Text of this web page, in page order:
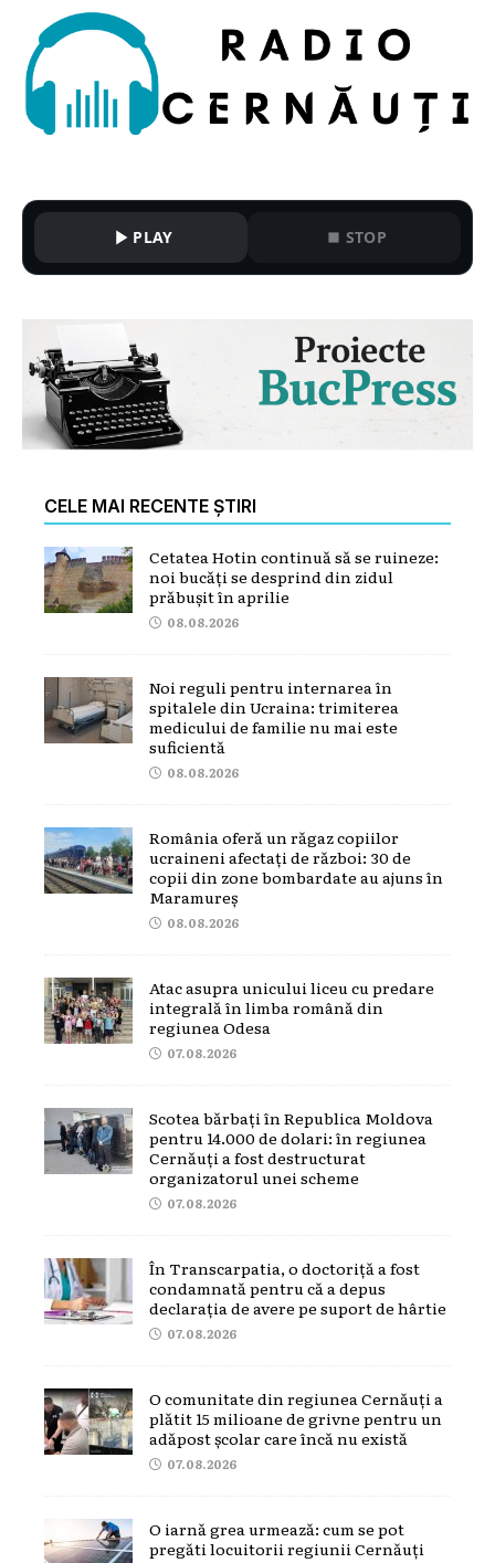
PLAY STOP
CELE MAI RECENTE ȘTIRI
Cetatea Hotin continuă să se ruineze:
noi bucăți se desprind din zidul
prăbușit în aprilie
08.08.2026
Noi reguli pentru internarea în
spitalele din Ucraina: trimiterea
medicului de familie nu mai este
suficientă
08.08.2026
România oferă un răgaz copiilor
ucraineni afectați de război: 30 de
copii din zone bombardate au ajuns în
Maramureș
08.08.2026
Atac asupra unicului liceu cu predare
integrală în limba română din
regiunea Odesa
07.08.2026
Scotea bărbați în Republica Moldova
pentru 14.000 de dolari: în regiunea
Cernăuți a fost destructurat
organizatorul unei scheme
07.08.2026
În Transcarpatia, o doctoriță a fost
condamnată pentru că a depus
declarația de avere pe suport de hârtie
07.08.2026
O comunitate din regiunea Cernăuți a
plătit 15 milioane de grivne pentru un
adăpost școlar care încă nu există
07.08.2026
O iarnă grea urmează: cum se pot
pregăti locuitorii regiunii Cernăuți